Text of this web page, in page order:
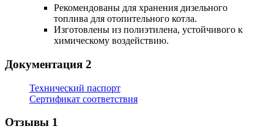
Рекомендованы для хранения дизельного
топлива для отопительного котла.
Изготовлены из полиэтилена, устойчивого к
химическому воздействию.
Документация 2
Технический паспорт
Сертификат соответствия
Отзывы 1